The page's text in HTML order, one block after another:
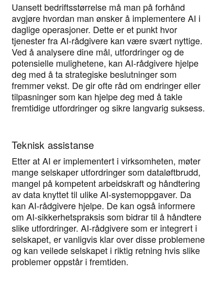
Uansett bedriftsstørrelse må man på forhånd
avgjøre hvordan man ønsker å implementere AI i
daglige operasjoner. Dette er et punkt hvor
tjenester fra AI-rådgivere kan være svært nyttige.
Ved å analysere dine mål, utfordringer og de
potensielle mulighetene, kan AI-rådgivere hjelpe
deg med å ta strategiske beslutninger som
fremmer vekst. De gir ofte råd om endringer eller
tilpasninger som kan hjelpe deg med å takle
fremtidige utfordringer og sikre langvarig suksess.
Teknisk assistanse
Etter at AI er implementert i virksomheten, møter
mange selskaper utfordringer som dataløftbrudd,
mangel på kompetent arbeidskraft og håndtering
av data knyttet til ulike AI-systemoppgaver. Da
kan AI-rådgivere hjelpe. De kan også informere
om AI-sikkerhetspraksis som bidrar til å håndtere
slike utfordringer. AI-rådgivere som er integrert i
selskapet, er vanligvis klar over disse problemene
og kan veilede selskapet i riktig retning hvis slike
problemer oppstår i fremtiden.